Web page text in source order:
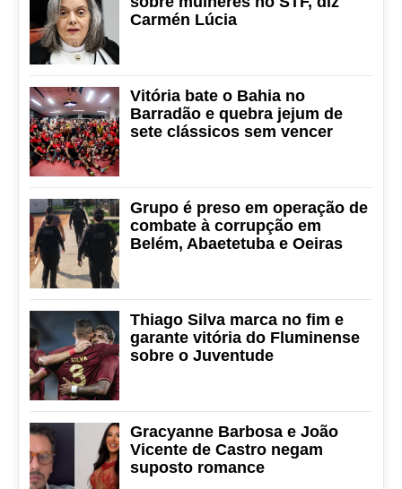
Carmén Lúcia
Vitória bate o Bahia no
Barradão e quebra jejum de
sete clássicos sem vencer
Grupo é preso em operação de
combate à corrupção em
Belém, Abaetetuba e Oeiras
Thiago Silva marca no fim e
garante vitória do Fluminense
sobre o Juventude
Gracyanne Barbosa e João
Vicente de Castro negam
suposto romance